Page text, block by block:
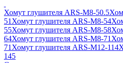
Хомут глушителя ARS-M8-50.5
51 Хомут глушителя ARS-M8-54
55Хомут глушителя ARS-M8-58
64Хомут глушителя ARS-M8-71
71 Хомут глушителя ARS-M12-114
145